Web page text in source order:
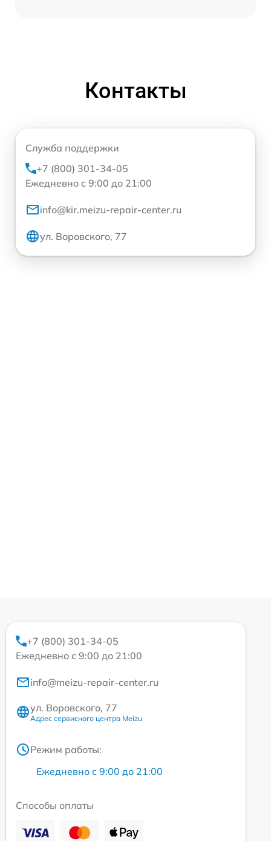
Контакты
Служба поддержки
+7 (800) 301-34-05
Ежедневно с 9:00 до 21:00
info@kir.meizu-repair-center.ru
ул. Воровского, 77
+7 (800) 301-34-05
Ежедневно с 9:00 до 21:00
info@meizu-repair-center.ru
ул. Воровского, 77
Адрес сервисного центра Meizu
Режим работы:
Ежедневно с 9:00 до 21:00
Способы оплаты